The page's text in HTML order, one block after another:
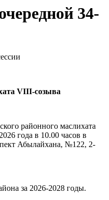
34-
VIII-созыва
районного маслихата
года в 10.00 часов в
Абылайхана, №122, 2-
за 2026-2028 годы.